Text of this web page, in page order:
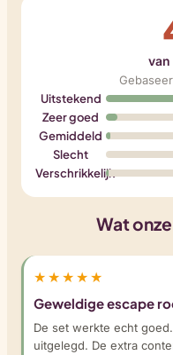
Uitstekend
Zeer goed
Gemiddeld
Slecht
Verschrikkelijk
Wat
★★★★★
Geweldige escape
De set werkte echt
uitgelegd. De extra